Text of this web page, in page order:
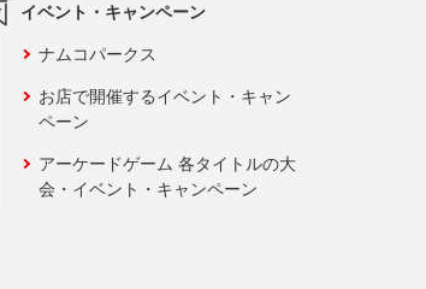
イベント・キャンペーン
ナムコパークス
お店で開催するイベント・キャン
ペーン
アーケードゲーム 各タイトルの大
会・イベント・キャンペーン